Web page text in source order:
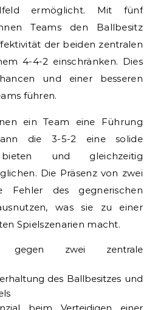
ermöglicht. Mit fünf
Teams den Ballbesitz
der beiden zentralen
4-4-2 einschränken. Dies
und einer besseren
führen.
ein Team eine Führung
die 3-5-2 eine solide
und gleichzeitig
Die Präsenz von zwei
Fehler des gegnerischen
was sie zu einer
Spielszenarien macht.
gegen zwei zentrale
des Ballbesitzes und